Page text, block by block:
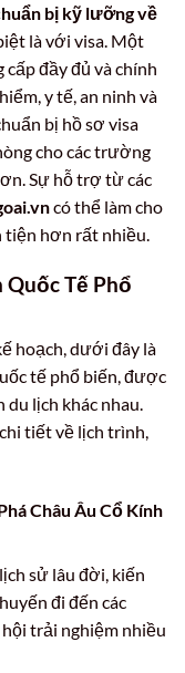
bị kỹ lưỡng về
là với visa. Một
đầy đủ và chính
y tế, an ninh và
bị hồ sơ visa
cho các trường
Sự hỗ trợ từ các
có thể làm cho
tiện hơn rất nhiều.
Tế Phổ
hoạch, dưới đây là
tế phổ biến, được
du lịch khác nhau.
tiết về lịch trình,
Châu Âu Cổ Kính
sử lâu đời, kiến
đi đến các
trải nghiệm nhiều